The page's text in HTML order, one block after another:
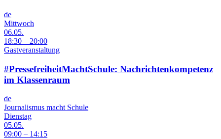
de
Mittwoch
06.05.
18:30 – 20:00
Gastveranstaltung
#PressefreiheitMachtSchule: Nachrichtenkompetenz
im Klassenraum
de
Journalismus macht Schule
Dienstag
05.05.
09:00 – 14:15